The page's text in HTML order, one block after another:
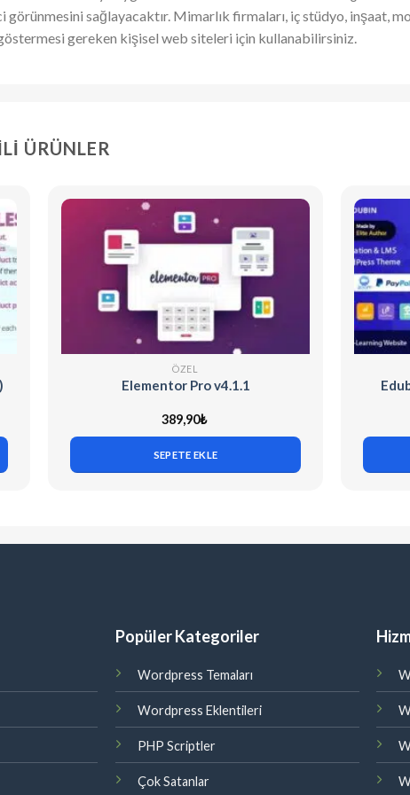
sağlayacaktır. Mimarlık firmaları, iç stüdyo, inşaat,
gereken kişisel web siteleri için kullanabilirsiniz.
ÜRÜNLER
ÖZEL
Elementor Pro v4.1.1
389,90₺
SEPETE EKLE
Popüler Kategoriler
Wordpress Temaları
Wordpress Eklentileri
PHP Scriptler
Çok Satanlar